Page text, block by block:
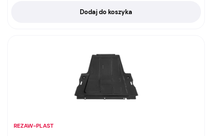
Dodaj do koszyka
REZAW-PLAST